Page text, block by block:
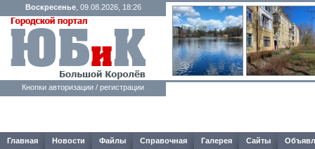
Воскресенье, 09.08.2026, 18:26
Кнопки авторизации / регистрации
Главная Новости Файлы Справочная Галерея Сайты